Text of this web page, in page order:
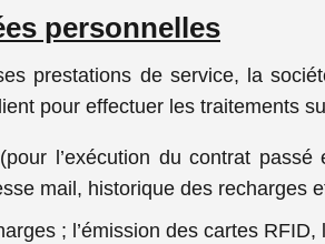
personnelles
prestations de service, la
pour effectuer les traitements
l’exécution du contrat
mail, historique des recharges
; l’émission des cartes RFID,